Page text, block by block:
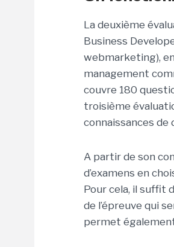
La deuxième
Business
webmarketing),
management
couvre 180
troisième
connaissances
A partir de son
d’examens en
Pour cela, il suffit
de l’épreuve qui
permet